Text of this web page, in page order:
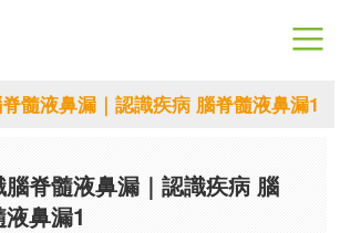
髓液鼻漏｜認識疾病 腦脊髓液鼻漏1
腦脊髓液鼻漏｜認識疾病 腦
鼻漏1